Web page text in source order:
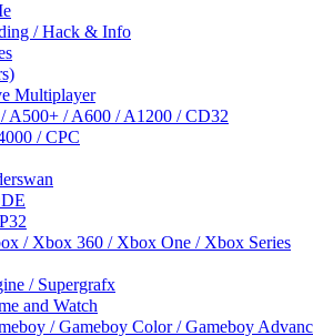
/ Hack & Info
Multiplayer
/ A600 / A1200 / CD32
/ CPC
/ Xbox 360 / Xbox One / Xbox Series
/ Supergrafx
and Watch
/ Gameboy Color / Gameboy